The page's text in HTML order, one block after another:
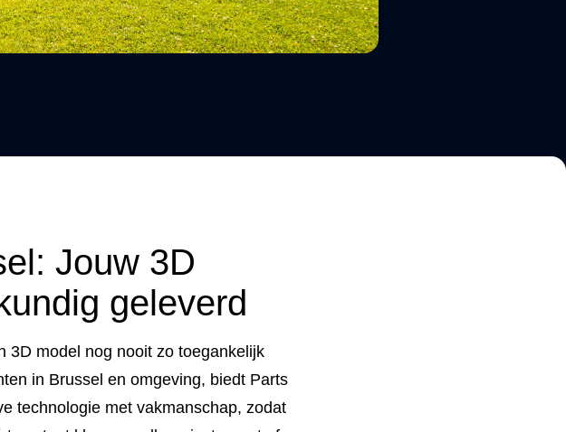
Jouw 3D
geleverd
3D model nog nooit zo toegankelijk
in Brussel en omgeving, biedt Parts
technologie met vakmanschap, zodat